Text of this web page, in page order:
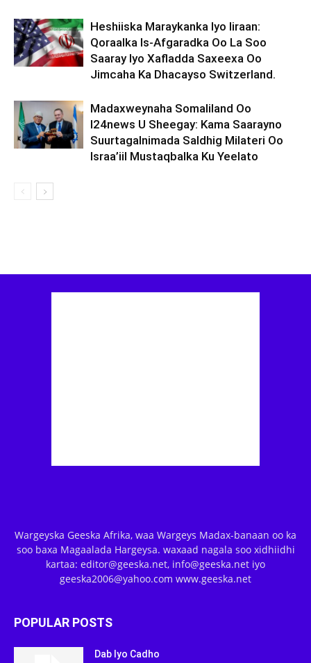
Heshiiska Maraykanka Iyo Iiraan:
Qoraalka Is-Afgaradka Oo La Soo
Saaray Iyo Xafladda Saxeexa Oo
Jimcaha Ka Dhacayso Switzerland.
Madaxweynaha Somaliland Oo
I24news U Sheegay: Kama Saarayno
Suurtagalnimada Saldhig Milateri Oo
Israa’iil Mustaqbalka Ku Yeelato
Wargeyska Geeska Afrika, waa Wargeys Madax-banaan oo ka
soo baxa Magaalada Hargeysa. waxaad nagala soo xidhiidhi
kartaa: editor@geeska.net, info@geeska.net iyo
geeska2006@yahoo.com www.geeska.net
POPULAR POSTS
Dab Iyo Cadho